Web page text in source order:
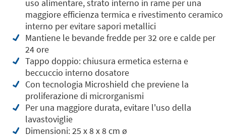
uso alimentare, strato interno in rame per una
maggiore efficienza termica e rivestimento ceramico
interno per evitare sapori metallici
Mantiene le bevande fredde per 32 ore e calde per
24 ore
Tappo doppio: chiusura ermetica esterna e
beccuccio interno dosatore
Con tecnologia Microshield che previene la
proliferazione di microrganismi
Per una maggiore durata, evitare l'uso della
lavastoviglie
Dimensioni: 25 x 8 x 8 cm ø